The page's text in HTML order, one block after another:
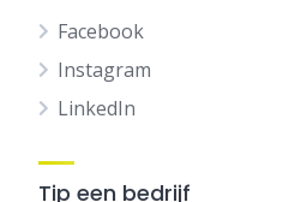
Facebook
Instagram
LinkedIn
Tip een bedrijf